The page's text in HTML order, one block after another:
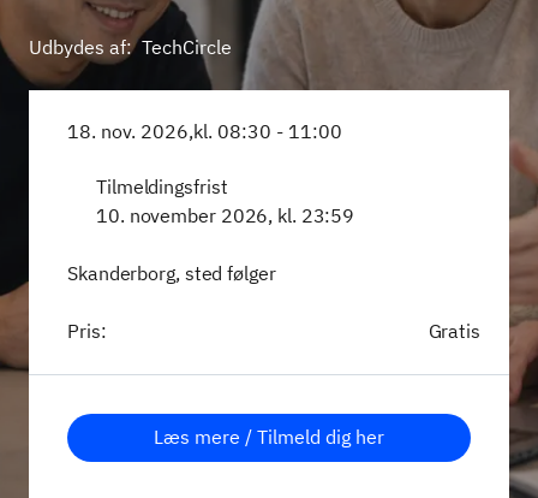
Udbydes af: TechCircle
18. nov. 2026,kl. 08:30 - 11:00
Tilmeldingsfrist
10. november 2026, kl. 23:59
Skanderborg, sted følger
Pris: Gratis
Læs mere / Tilmeld dig her